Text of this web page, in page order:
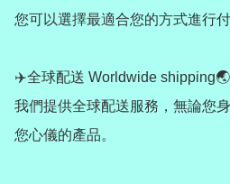
您可以選擇最適合您的方式進行付
✈️全球配送 Worldwide shipping🌏
我們提供全球配送服務，無論您
您心儀的產品。